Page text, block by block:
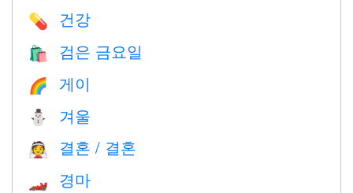
💊 건강
🛍 검은 금요일
🌈 게이
⛄ 겨울
👰 결혼 / 결혼
🏎 경마